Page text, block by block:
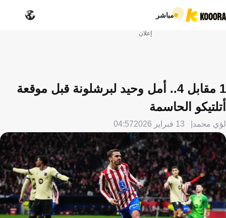
مباشر
إعلان
1 مقابل 4.. أمل وحيد لبرشلونة قبل موقعة
أتلتيكو الحاسمة
لؤي محمد 13 فبراير 2026 04:57